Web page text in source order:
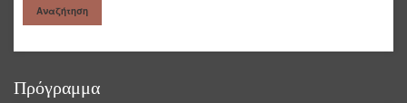
Πρόγραμμα